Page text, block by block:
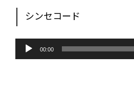
ヤ
シンセコード
音
プ
00:00